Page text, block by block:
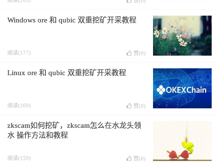
Windows ore 和 qubic 双重挖矿开采教程
阅读(177) 赞(0)
Linux ore 和 qubic 双重挖矿开采教程
阅读(169) 赞(0)
zkscam如何挖矿，zkscam怎么在水龙头领
水 操作方法和教程
阅读(159) 赞(0)